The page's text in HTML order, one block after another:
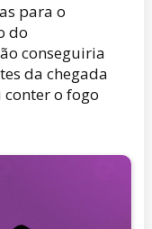
para o
do
conseguiria
da chegada
o fogo